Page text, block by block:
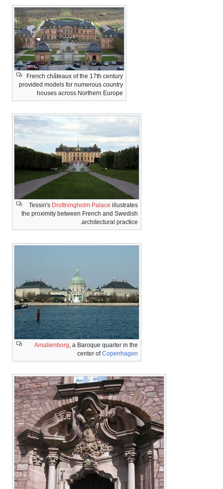
French châteaux of the 17th century
provided models for numerous country
houses across Northern Europe
Tessin's Drottningholm Palace illustrates
the proximity between French and Swedish
architectural practice.
Amalienborg , a Baroque quarter in the
center ofCopenhagen